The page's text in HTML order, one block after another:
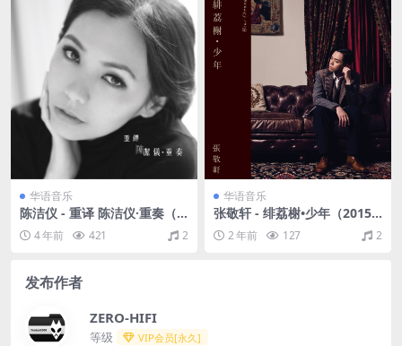
华语音乐
陈洁仪 - 重译 陈洁仪·重奏（2
011/FLAC/分轨/256M）
4 年前 421 2
华语音乐
张敬轩 - 绯荔榭•少年（2015/
FLAC/EP分轨/85M）
2 年前 127 2
发布作者
ZERO-HIFI
等级 VIP会员[永久]